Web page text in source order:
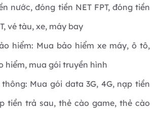
nước, đóng tiền NET FPT, đóng tiền
vé tàu, xe, máy bay
hiểm: Mua bảo hiểm xe máy, ô tô,
hiểm, mua gói truyền hình
Mua gói data 3G, 4G, nạp tiền
tiền trả sau, thẻ cào game, thẻ cào